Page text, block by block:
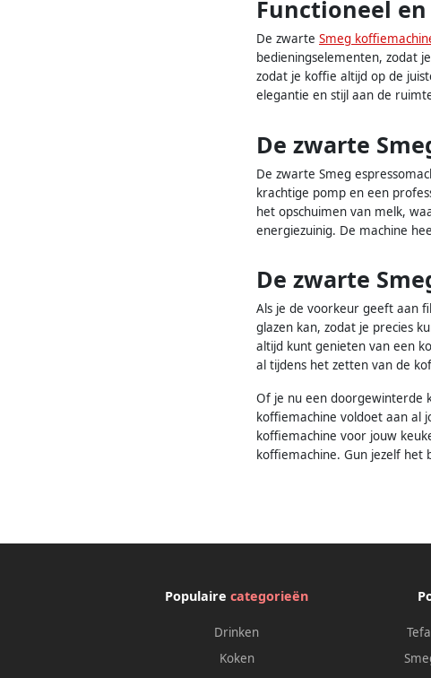
Functioneel
De zwarte Smeg
bedieningselementen, zodat
zodat je koffie altijd op de
elegantie en stijl aan de
De zwarte
De zwarte Smeg
krachtige pomp en een
het opschuimen van melk,
energiezuinig. De machine
De zwarte
Als je de voorkeur geeft aan
glazen kan, zodat je precies
altijd kunt genieten van een
al tijdens het zetten van de
Of je nu een doorgewinterde
koffiemachine voldoet aan al
koffiemachine voor jouw
koffiemachine. Gun jezelf
Populairecategorieën
Drinken
Koken